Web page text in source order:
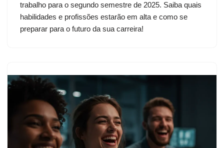
trabalho para o segundo semestre de 2025. Saiba quais
habilidades e profissões estarão em alta e como se
preparar para o futuro da sua carreira!